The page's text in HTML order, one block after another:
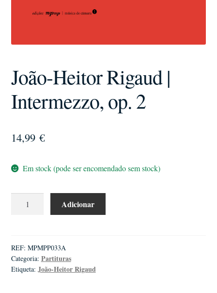
João-Heitor Rigaud |
Intermezzo, op. 2
14,99 €
Em stock (pode ser encomendado sem stock)
Rigaud
|
Intermezzo,
Adicionar
REF: MPMPP033A
Categoria: Partituras
Etiqueta: João-Heitor Rigaud